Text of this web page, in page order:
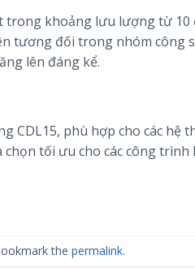
trong khoảng lưu lượng từ 10
tương đối trong nhóm công
lên đáng kể.
CDL15, phù hợp cho các hệ
tối ưu cho các công
the permalink.